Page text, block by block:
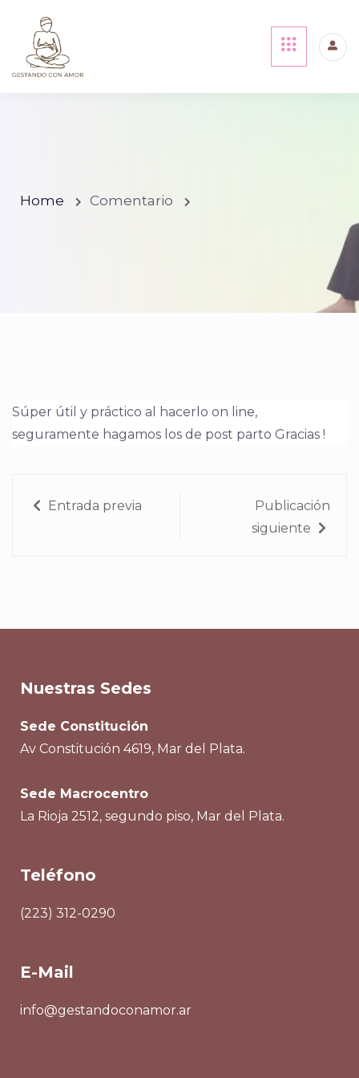
Home Comentario
Súper útil y práctico al hacerlo on line,
seguramente hagamos los de post parto Gracias !
Entrada previa
Publicación
siguiente
Nuestras Sedes
Sede Constitución
Av Constitución 4619, Mar del Plata.
Sede Macrocentro
La Rioja 2512, segundo piso, Mar del Plata.
Teléfono
(223) 312-0290
E-Mail
info@gestandoconamor.ar